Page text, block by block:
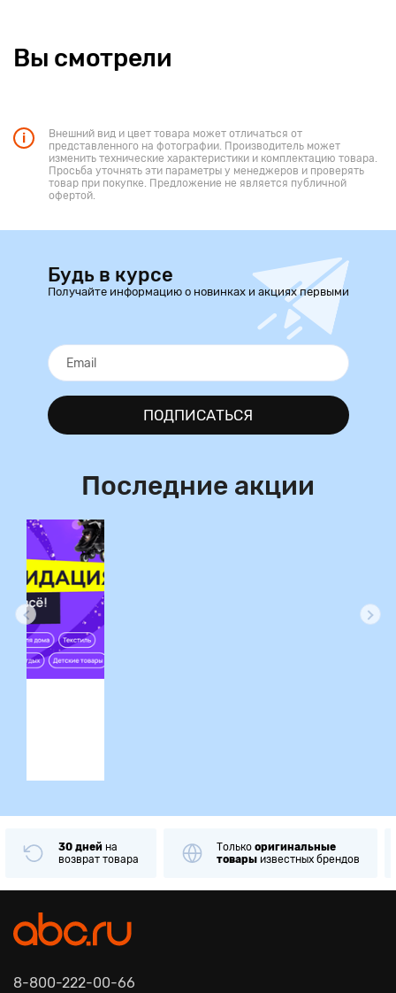
Вы смотрели
Внешний вид и цвет товара может отличаться от
представленного на фотографии. Производитель может
изменить технические характеристики и комплектацию товара.
Просьба уточнять эти параметры у менеджеров и проверять
товар при покупке. Предложение не является публичной
офертой.
Будь в курсе
Получайте информацию о новинках и акциях первыми
ПОДПИСАТЬСЯ
Последние акции
30 дней на
возврат товара
Только оригинальные
товары известных брендов
8-800-222-00-66